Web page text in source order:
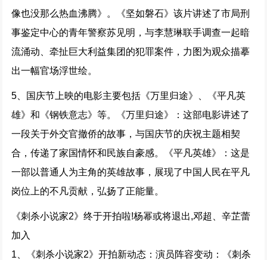
像也没那么热血沸腾》。《坚如磐石》该片讲述了市局刑
事鉴定中心的青年警察苏见明，与李慧琳联手调查一起暗
流涌动、牵扯巨大利益集团的犯罪案件，力图为观众描摹
出一幅官场浮世绘。
5、国庆节上映的电影主要包括《万里归途》、《平凡英
雄》和《钢铁意志》等。《万里归途》：这部电影讲述了
一段关于外交官撤侨的故事，与国庆节的庆祝主题相契
合，传递了家国情怀和民族自豪感。《平凡英雄》：这是
一部以普通人为主角的英雄故事，展现了中国人民在平凡
岗位上的不凡贡献，弘扬了正能量。
《刺杀小说家2》终于开拍啦!杨幂或将退出,邓超、辛芷蕾
加入
1、《刺杀小说家2》开拍新动态：演员阵容变动：《刺杀